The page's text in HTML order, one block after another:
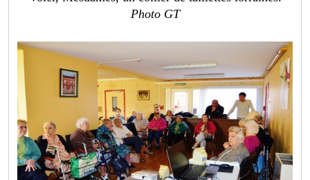
Photo GT